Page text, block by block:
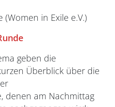
in Exile e.V.)
geben die
Überblick über die
denen am Nachmittag